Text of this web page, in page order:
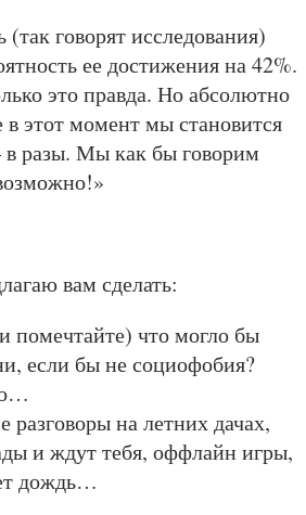
(так говорят исследования)
ее достижения на 42%.
это правда. Но абсолютно
в этот момент мы становится
разы. Мы как бы говорим
вам сделать:
помечтайте) что могло бы
если бы не социофобия?
на летних дачах,
и ждут тебя, оффлайн игры,
дождь…